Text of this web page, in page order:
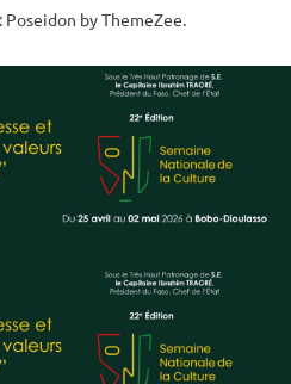
by ThemeZee.